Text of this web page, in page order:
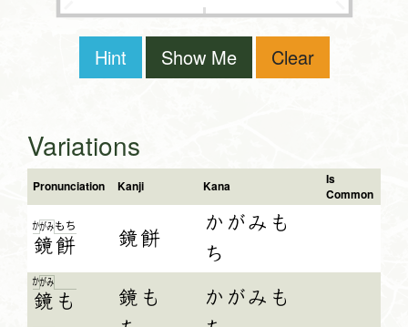
Hint Show Me Clear
Variations
Pronunciation Kanji Kana
Is
Common
かがみ
鏡
も ち
餅 鏡餅
かがみも
ち
かがみ
鏡 も
鏡も
かがみも